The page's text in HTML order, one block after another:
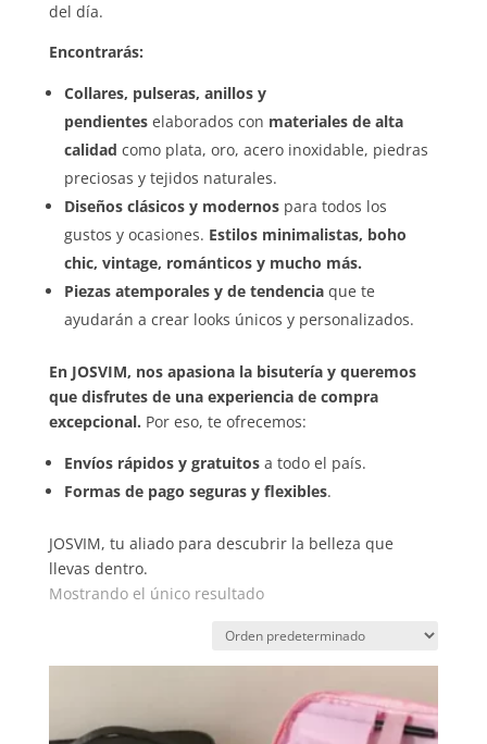
del día.
Encontrarás:
Collares, pulseras, anillos y
pendienteselaborados con materiales de alta
calidad como plata, oro, acero inoxidable, piedras
preciosas y tejidos naturales.
Diseños clásicos y modernospara todos los
gustos y ocasiones. Estilos minimalistas, boho
chic, vintage, románticos y mucho más.
Piezas atemporales y de tendenciaque te
ayudarán a crear looks únicos y personalizados.
En JOSVIM, nos apasiona la bisutería y queremos
que disfrutes de una experiencia de compra
excepcional. Por eso, te ofrecemos:
Envíos rápidos y gratuitosa todo el país.
Formas de pago seguras y flexibles.
JOSVIM, tu aliado para descubrir la belleza que
llevas dentro.
Mostrando el único resultado